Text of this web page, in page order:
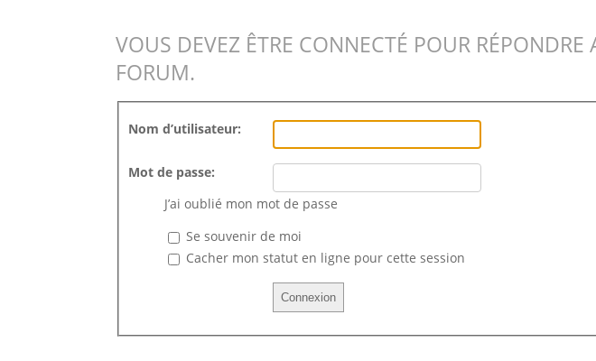
VOUS DEVEZ ÊTRE CONNECTÉ POUR RÉPONDRE
FORUM.
Nom d’utilisateur:
Mot de passe:
J’ai oublié mon mot de passe
Se souvenir de moi
Cacher mon statut en ligne pour cette session